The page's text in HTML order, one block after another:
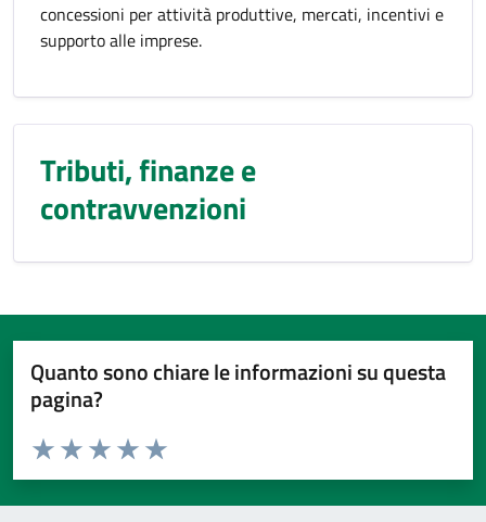
concessioni per attività produttive, mercati, incentivi e
supporto alle imprese.
Tributi, finanze e
contravvenzioni
Quanto sono chiare le informazioni su questa
pagina?
Valuta da 1 a 5 stelle la pagina
Valuta 5 stelle su 5
Valuta 4 stelle su 5
Valuta 3 stelle su 5
Valuta 2 stelle su 5
Valuta 1 stelle su 5